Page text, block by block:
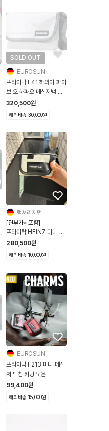
SOLD OUT
EUROSUN
프라이탁 F41 하와이 파이
브 오 하파오 메신저백 유
광베이지
320,500원
해외배송 30,000원
럭셔리저먼
[관부가세포함]
프라이탁 HEINZ 미니 크
로스백 F142 6종류
280,500원
해외배송 10,000원
EUROSUN
프라이탁 F213 미니 메신
저 백참 키링 모음
99,400원
해외배송 15,000원